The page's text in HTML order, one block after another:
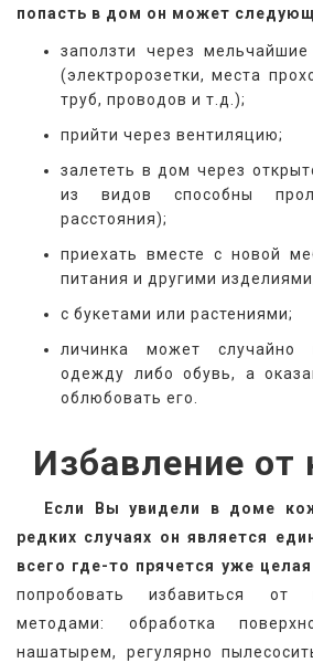
попасть в дом он может
заползти через
(электророзетки, места
труб, проводов и т.д.);
прийти через вентиляцию;
залететь в дом через
из видов способны
расстояния);
приехать вместе с новой
питания и другими
с букетами или растениями;
личинка может
одежду либо обувь, а
облюбовать его.
Избавление от
Если Вы увидели в доме
редких случаях он является
всего где-то прячется уже
попробовать избавиться от
методами: обработка
нашатырем, регулярно